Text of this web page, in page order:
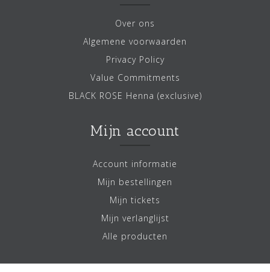
Over ons
Algemene voorwaarden
Privacy Policy
Value Commitments
BLACK ROSE Henna (exclusive)
Mijn account
Account informatie
Mijn bestellingen
Mijn tickets
Mijn verlanglijst
Alle producten